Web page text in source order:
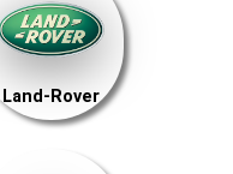
Land-Rover